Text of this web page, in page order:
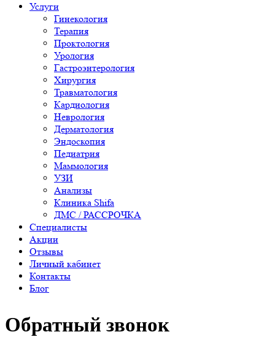
Услуги
Гинекология
Терапия
Проктология
Урология
Гастроэнтерология
Хирургия
Травматология
Кардиология
Неврология
Дерматология
Эндоскопия
Педиатрия
Маммология
УЗИ
Анализы
Клиника Shifa
ДМС / РАССРОЧКА
Специалисты
Акции
Отзывы
Личный кабинет
Контакты
Блог
Обратный звонок